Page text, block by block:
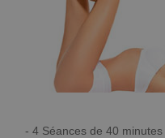
- 4 Séances de 40 minutes